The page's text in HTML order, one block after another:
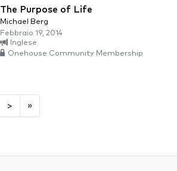
The Purpose of Life
Michael Berg
Febbraio 19, 2014
Inglese
Onehouse Community Membership
> »